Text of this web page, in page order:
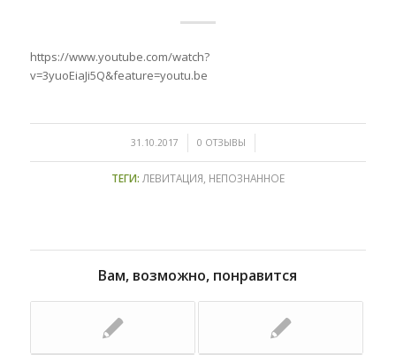
https://www.youtube.com/watch?
v=3yuoEiaJi5Q&feature=youtu.be
31.10.2017
/ 0 ОТЗЫВЫ
/
ТЕГИ: ЛЕВИТАЦИЯ НЕПОЗНАННОЕ
Вам, возможно, понравится